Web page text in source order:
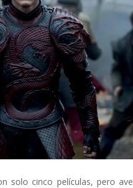
solo cinco películas, pero